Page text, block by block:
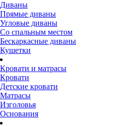
Диваны
Прямые диваны
Угловые диваны
Со спальным местом
Бескаркасные диваны
Кушетки
Кровати и матрасы
Кровати
Детские кровати
Матрасы
Изголовья
Основания